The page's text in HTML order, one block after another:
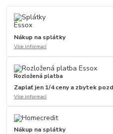
Nákup na splátky
Více informací
Rozložená platba
Zaplať jen 1/4 ceny a zbytek
Více informací
Nákup na splátky